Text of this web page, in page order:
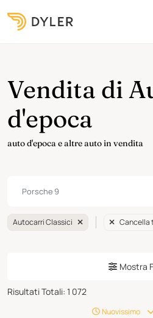
Vendita di
d'epoca
auto d'epoca e altre auto in vendita
Autocarri Classici Cancella
Mostra
Risultati Totali: 1 072
Nuovissimo